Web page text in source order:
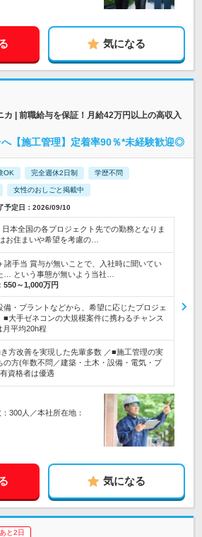
気になる
カ | 前職給与を保証！月給42万円以上の高収入
【施工管理】定着率90％*未経験歓迎◎
OK 完全週休2日制 学歴不問
女性のおしごと掲載中
予定日：2026/09/10
日本全国の各プロジェクト先での勤務となりま
お住まいや希望を考慮の…
諸手当 賞与が無いことで、入社時に聞いてい
… という事態が無いよう当社…
550～1,000万円
備・プラントなどから、希望に応じたプロジェ
■大手ゼネコンの大規模案件に携わるチャンス
平均20h程
方改善を実現した先輩多数 ／■施工管理の実
の方(年数不問／建築・土木・設備・電気・プ
資格者は優遇
300人／本社所在地：
気になる
あと2日